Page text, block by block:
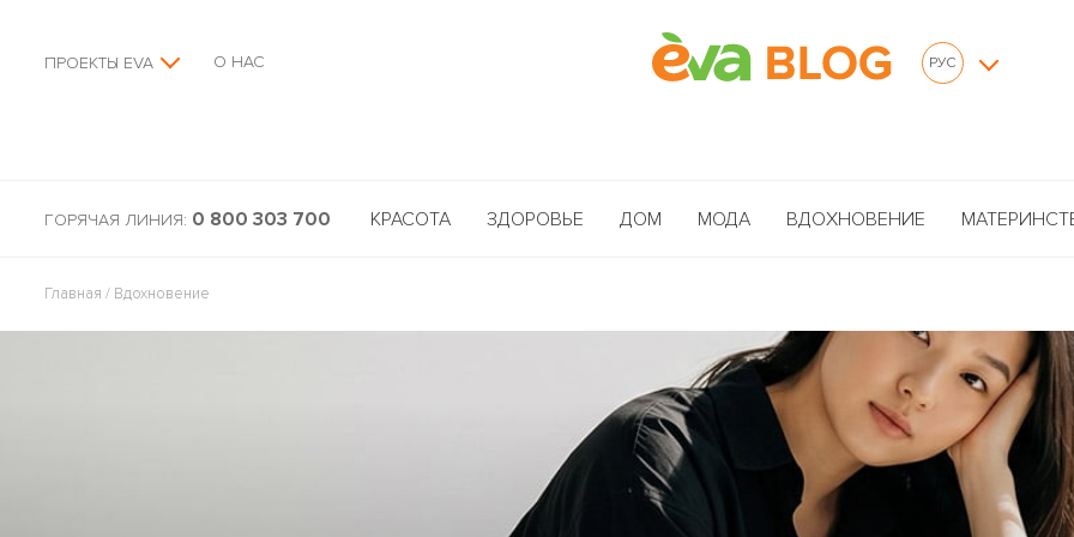
ПРОЕКТЫ EVA О НАС РУС
ГОРЯЧАЯ ЛИНИЯ: 0 800 303 700 КРАСОТА ЗДОРОВЬЕ ДОМ МОДА ВДОХНОВЕНИЕ
Главная / Вдохновение